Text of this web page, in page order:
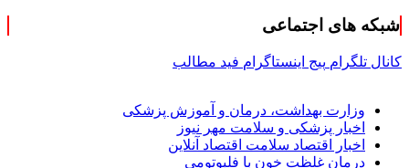
شبکه های اجتماعی
کانال تلگرام پیج اینستاگرام فید مطالب
وزارت بهداشت، درمان و آموزش پزشکی
اخبار پزشکی و سلامت مهر نیوز
اخبار اقتصاد سلامت اقتصاد آنلاین
درمان غلظت خون با فلبوتومی